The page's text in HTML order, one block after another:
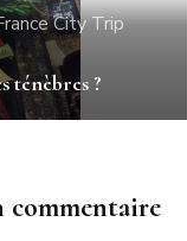
City Trip
ténèbres ?
commentaire